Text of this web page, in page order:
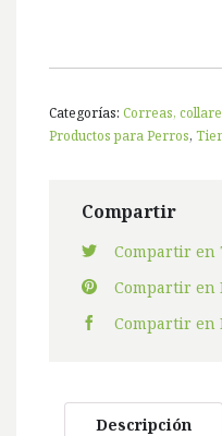
Categorías: Correas,
Productos para Perros,
Compartir
Compartir en
Compartir en
Compartir en
Descripción